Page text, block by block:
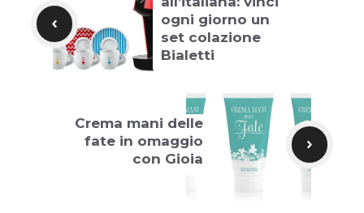
ogni giorno un
set colazione
Bialetti
Crema mani delle
fate in omaggio
con Gioia